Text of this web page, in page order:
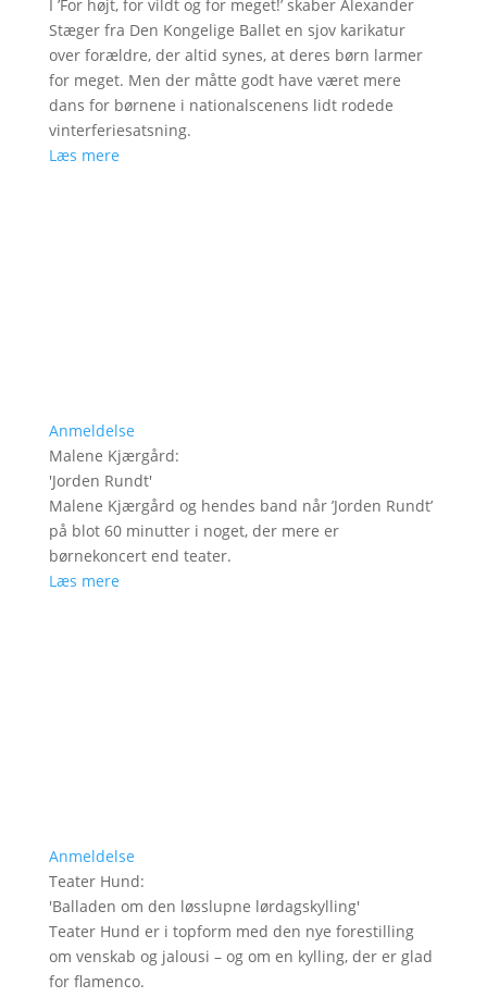
I ’For højt, for vildt og for meget!’ skaber Alexander
Stæger fra Den Kongelige Ballet en sjov karikatur
over forældre, der altid synes, at deres børn larmer
for meget. Men der måtte godt have været mere
dans for børnene i nationalscenens lidt rodede
vinterferiesatsning.
Læs mere
Anmeldelse
Malene Kjærgård:
'Jorden Rundt'
Malene Kjærgård og hendes band når ’Jorden Rundt’
på blot 60 minutter i noget, der mere er
børnekoncert end teater.
Læs mere
Anmeldelse
Teater Hund:
'Balladen om den løsslupne lørdagskylling'
Teater Hund er i topform med den nye forestilling
om venskab og jalousi – og om en kylling, der er glad
for flamenco.